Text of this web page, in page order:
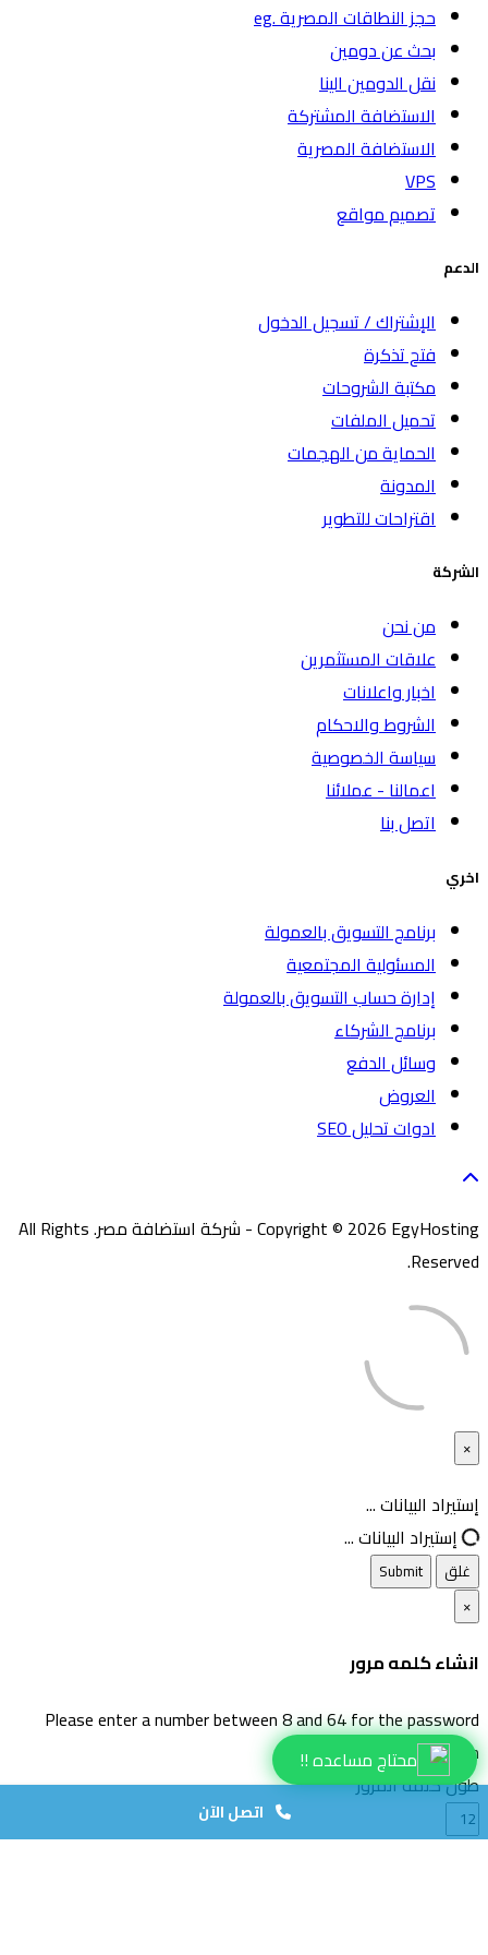
محتاج مساعده !!
اتصل الآن
حجز النطاقات المصرية .eg
بحث عن دومين
نقل الدومين الينا
الاستضافة المشتركة
الاستضافة المصرية
VPS
تصميم مواقع
الدعم
الإشتراك / تسجيل الدخول
فتح تذكرة
مكتبة الشروحات
تحميل الملفات
الحماية من الهجمات
المدونة
اقتراحات للتطوير
الشركة
من نحن
علاقات المستثمرين
اخبار واعلانات
الشروط والاحكام
سياسة الخصوصية
اعمالنا - عملائنا
اتصل بنا
اخري
برنامج التسويق بالعمولة
المسئولية المجتمعية
إدارة حساب التسويق بالعمولة
برنامج الشركاء
وسائل الدفع
العروض
ادوات تحليل SEO
Copyright © 2026 EgyHosting - شركة استضافة مصر. All Rights
Reserved.
×
غلق
إستيراد البيانات ...
إستيراد البيانات ...
غلق
Submit
×
انشاء كلمه مرور
Please enter a number between 8 and 64 for the password
length
طول كلمة المرور